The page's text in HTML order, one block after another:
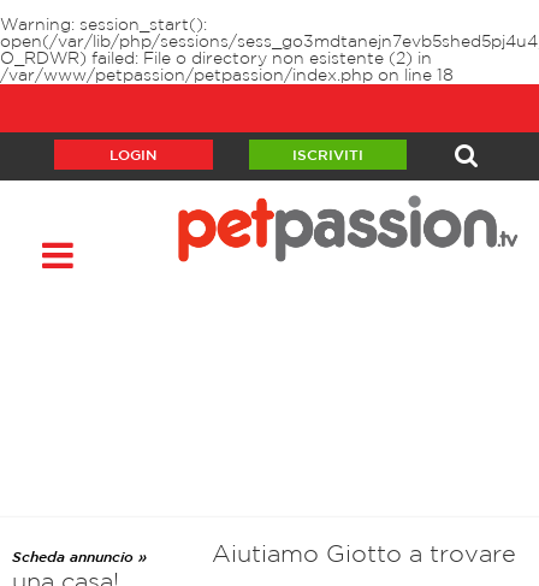
Warning: session_start():
open(/var/lib/php/sessions/
O_RDWR) failed: File o directory non esistente (2) in
/var/www/petpassion/petpassion/index.php on line 18
LOGIN ISCRIVITI
Scheda annuncio »
Aiutiamo Giotto a trovare